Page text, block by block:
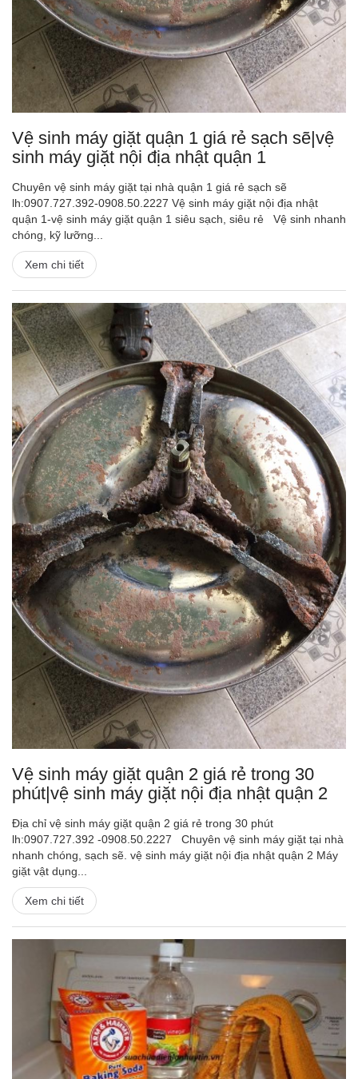
Vệ sinh máy giặt quận 1 giá rẻ sạch sẽ|vệ
sinh máy giặt nội địa nhật quận 1
Chuyên vệ sinh máy giặt tại nhà quận 1 giá rẻ sạch sẽ
lh:0907.727.392-0908.50.2227 Vệ sinh máy giặt nội địa nhật
quận 1-vệ sinh máy giặt quận 1 siêu sạch, siêu rẻ Vệ sinh nhanh
chóng, kỹ lưỡng...
Xem chi tiết
Vệ sinh máy giặt quận 2 giá rẻ trong 30
phút|vệ sinh máy giặt nội địa nhật quận 2
Địa chỉ vệ sinh máy giặt quận 2 giá rẻ trong 30 phút
lh:0907.727.392 -0908.50.2227 Chuyên vệ sinh máy giặt tại nhà
nhanh chóng, sạch sẽ. vệ sinh máy giặt nội địa nhật quận 2 Máy
giặt vật dụng...
Xem chi tiết